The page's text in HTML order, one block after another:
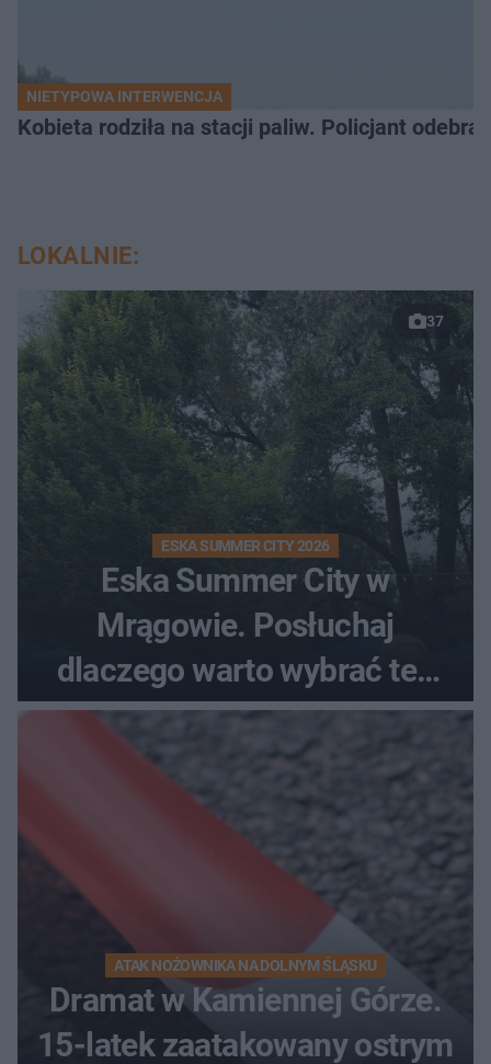
NIETYPOWA INTERWENCJA
Kobieta rodziła na stacji paliw. Policjant
LOKALNIE:
37
ESKA SUMMER CITY 2026
Eska Summer City w
Mrągowie. Posłuchaj
dlaczego warto wybrać ten
kierunek na urlop!
ATAK NOŻOWNIKA NA DOLNYM ŚLĄSKU
Dramat w Kamiennej Górze.
15-latek zaatakowany ostrym